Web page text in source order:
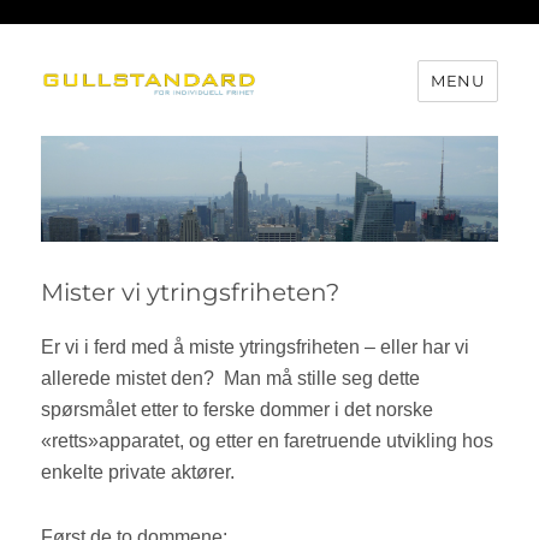
Gullstandard
MENU
Mister vi ytringsfriheten?
Er vi i ferd med å miste ytringsfriheten – eller har vi
allerede mistet den? Man må stille seg dette
spørsmålet etter to ferske dommer i det norske
«retts»apparatet, og etter en faretruende utvikling hos
enkelte private aktører.